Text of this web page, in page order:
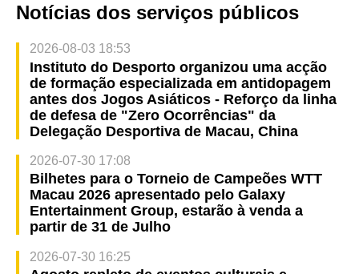
Notícias dos serviços públicos
2026-08-03 18:53
Instituto do Desporto organizou uma acção
de formação especializada em antidopagem
antes dos Jogos Asiáticos - Reforço da linha
de defesa de "Zero Ocorrências" da
Delegação Desportiva de Macau, China
2026-07-30 17:08
Bilhetes para o Torneio de Campeões WTT
Macau 2026 apresentado pelo Galaxy
Entertainment Group, estarão à venda a
partir de 31 de Julho
2026-07-30 16:25